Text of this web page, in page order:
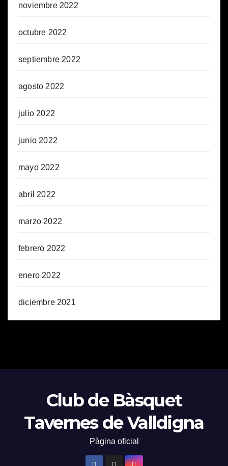
noviembre 2022
octubre 2022
septiembre 2022
agosto 2022
julio 2022
junio 2022
mayo 2022
abril 2022
marzo 2022
febrero 2022
enero 2022
diciembre 2021
Club de Bàsquet
Tavernes de Valldigna
Pàgina oficial